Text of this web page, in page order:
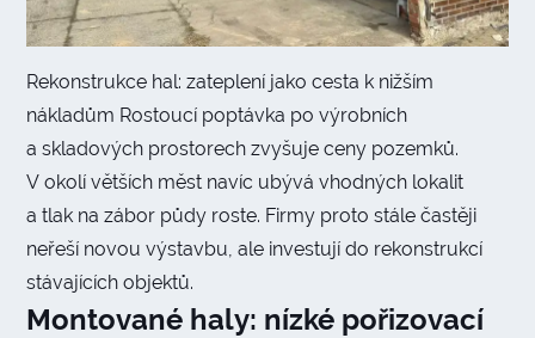
Rekonstrukce hal: zateplení jako cesta k nižším
nákladům Rostoucí poptávka po výrobních
a skladových prostorech zvyšuje ceny pozemků.
V okolí větších měst navíc ubývá vhodných lokalit
a tlak na zábor půdy roste. Firmy proto stále častěji
neřeší novou výstavbu, ale investují do rekonstrukcí
stávajících objektů.
Montované haly: nízké pořizovací